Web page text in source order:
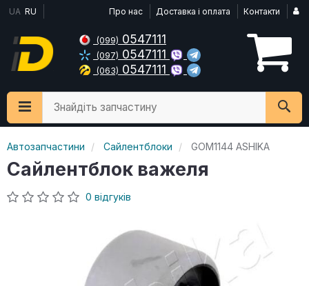
UA RU Про нас Доставка і оплата Контакти
(099) 0547111
(097) 0547111
(063) 0547111
Знайдіть запчастину
Автозапчастини Сайлентблоки GOM1144 ASHIKA
Сайлентблок важеля
0 відгуків